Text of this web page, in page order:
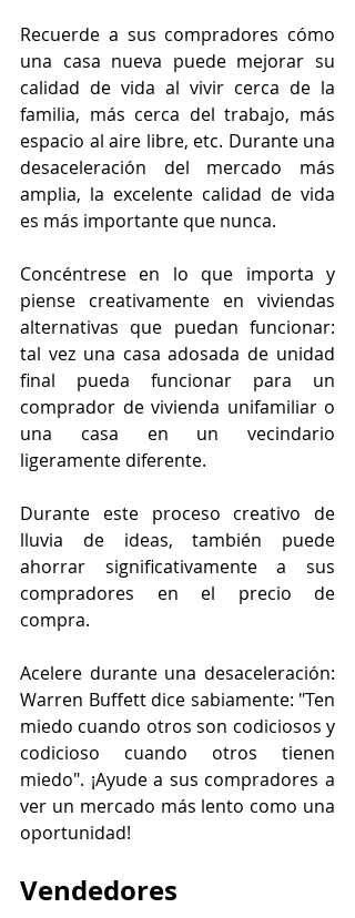
Recuerde a sus compradores cómo
una casa nueva puede mejorar su
calidad de vida al vivir cerca de la
familia, más cerca del trabajo, más
espacio al aire libre, etc. Durante una
desaceleración del mercado más
amplia, la excelente calidad de vida
es más importante que nunca.
Concéntrese en lo que importa y
piense creativamente en viviendas
alternativas que puedan funcionar:
tal vez una casa adosada de unidad
final pueda funcionar para un
comprador de vivienda unifamiliar o
una casa en un vecindario
ligeramente diferente.
Durante este proceso creativo de
lluvia de ideas, también puede
ahorrar significativamente a sus
compradores en el precio de
compra.
Acelere durante una desaceleración:
Warren Buffett dice sabiamente: "Ten
miedo cuando otros son codiciosos y
codicioso cuando otros tienen
miedo". ¡Ayude a sus compradores a
ver un mercado más lento como una
oportunidad!
Vendedores